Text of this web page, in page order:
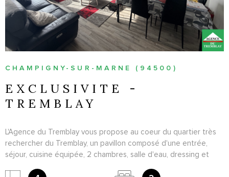
CHAMPIGNY-SUR-MARNE (94500)
EXCLUSIVITE -
TREMBLAY
L'Agence du Tremblay vous propose au coeur du quartier très
rechercher du Tremblay, un pavillon composé d'une entrée,
séjour, cuisine équipée, 2 chambres, salle d'eau, dressing et